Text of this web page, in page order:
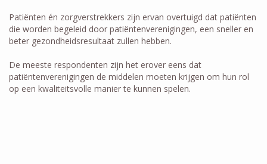
Patiënten én zorgverstrekkers zijn ervan overtuigd dat patiënten
die worden begeleid door patiëntenverenigingen, een sneller en
beter gezondheidsresultaat zullen hebben.
De meeste respondenten zijn het erover eens dat
patiëntenverenigingen de middelen moeten krijgen om hun rol
op een kwaliteitsvolle manier te kunnen spelen.